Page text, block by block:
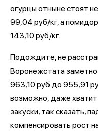
огурцы отныне стоят
99,04 руб/кг, а
143,10 руб/кг.
Подождите, не
Воронежстата
963,10 руб до 955,91
возможно, даже хватит
закуски, так сказать,
компенсировать рост